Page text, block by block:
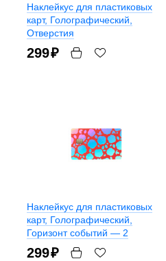
Наклейкус для пластиковых
карт, Голографический,
Отверстия
299₽
Наклейкус для пластиковых
карт, Голографический,
Горизонт событий — 2
299₽